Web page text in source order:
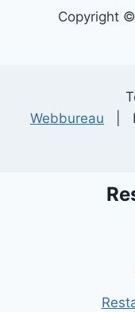
Copyright
Webbureau |